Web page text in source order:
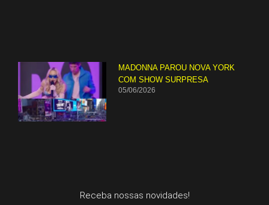
MADONNA PAROU NOVA YORK
COM SHOW SURPRESA
05/06/2026
Receba nossas novidades!